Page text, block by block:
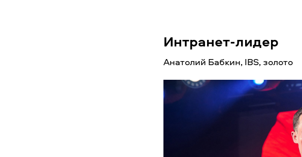
Интранет-лидер
Анатолий Бабкин, IBS, золото